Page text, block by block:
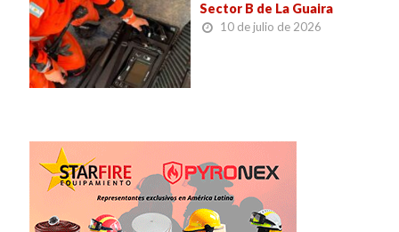
Sector B de La Guaira
10 de julio de 2026